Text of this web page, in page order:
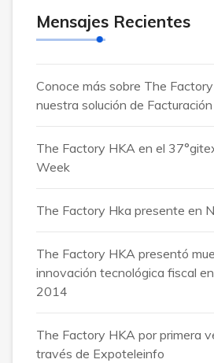
Mensajes Recientes
Conoce más sobre The
nuestra solución de
The Factory HKA en el
Week
The Factory Hka presente en
The Factory HKA presentó
innovación tecnológica fiscal
2014
The Factory HKA por primera
través de Expoteleinfo